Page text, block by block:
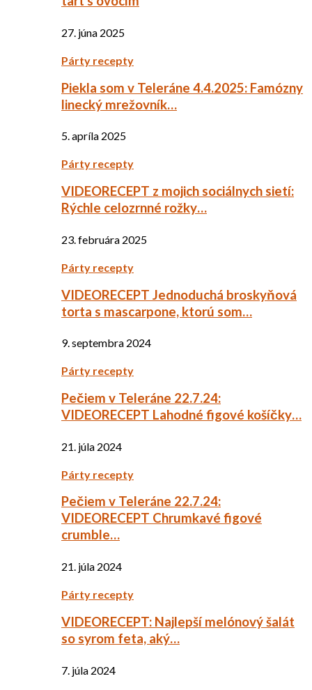
27. júna 2025
Párty recepty
Piekla som v Teleráne 4.4.2025: Famózny
linecký mrežovník…
5. apríla 2025
Párty recepty
VIDEORECEPT z mojich sociálnych sietí:
Rýchle celozrnné rožky…
23. februára 2025
Párty recepty
VIDEORECEPT Jednoduchá broskyňová
torta s mascarpone, ktorú som…
9. septembra 2024
Párty recepty
Pečiem v Teleráne 22.7.24:
VIDEORECEPT Lahodné figové košíčky…
21. júla 2024
Párty recepty
Pečiem v Teleráne 22.7.24:
VIDEORECEPT Chrumkavé figové
crumble…
21. júla 2024
Párty recepty
VIDEORECEPT: Najlepší melónový šalát
so syrom feta, aký…
7. júla 2024